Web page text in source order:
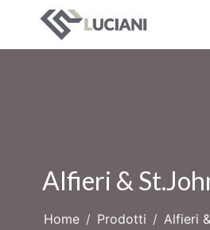
Alfieri &
Home Prodotti Alfieri